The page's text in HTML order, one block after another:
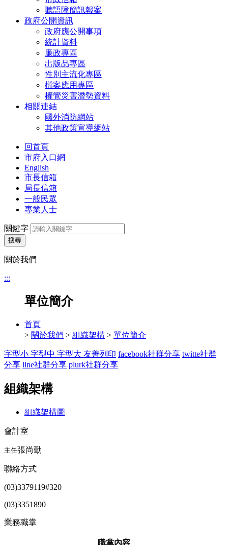
聽語障簡訊報案
政府公開資訊
政府應公開事項
統計資料
廉政專區
出版品專區
性別主流化專區
檔案應用專區
權管災害潛勢資料
相關連結
國外消防網站
其他政策宣導網站
回首頁
市府入口網
English
市長信箱
局長信箱
一般民眾
專業人士
關鍵字
搜尋
關於我們
:::
單位簡介
首頁
> 關於我們 > 組織架構 > 單位簡介
字型小 字型中 字型大 友善列印 facebook社群分享 twitte社群
分享 line社群分享 plurk社群分享
組織架構
組織架構圖
會計室
主任張尚勤
聯絡方式
(03)3379119#320
(03)3351890
業務職掌
職掌內容